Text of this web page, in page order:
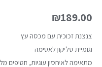
₪189.00
צנצנת זכוכית עם מכסה עץ
וגומיית סליקון לאטימה
מתאימה לאיחסון עוגיות, חטיפים